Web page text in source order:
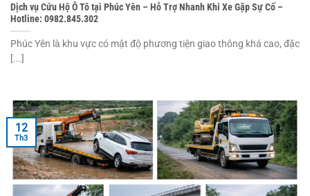
Dịch vụ Cứu Hộ Ô Tô tại Phúc Yên – Hỗ Trợ Nhanh Khi Xe Gặp Sự Cố –
Hotline: 0982.845.302
Phúc Yên là khu vực có mật độ phương tiện giao thông khá cao, đặc
[...]
12
Th3